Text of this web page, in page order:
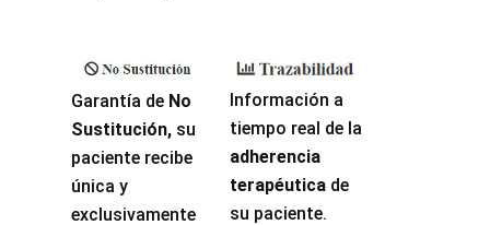
Garantía de No
Sustitución, su
paciente recibe
única y
exclusivamente
Información a
tiempo real de la
adherencia
terapéutica de
su paciente.